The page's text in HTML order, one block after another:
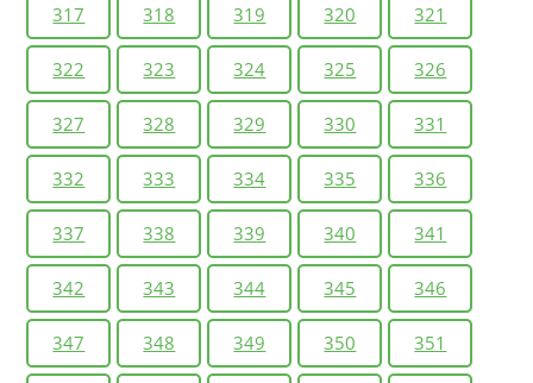
317 318 319 320 321
322 323 324 325 326
327 328 329 330 331
332 333 334 335 336
337 338 339 340 341
342 343 344 345 346
347 348 349 350 351